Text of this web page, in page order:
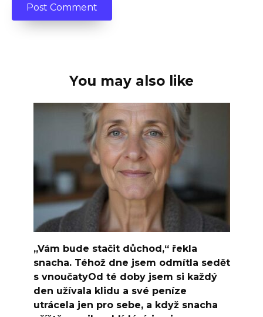
You may also like
„Vám bude stačit důchod,“ řekla
snacha. Téhož dne jsem odmítla sedět
s vnoučatyOd té doby jsem si každý
den užívala klidu a své peníze
utrácela jen pro sebe, a když snacha